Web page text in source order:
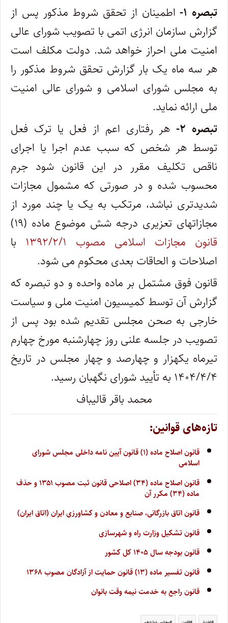
تبصره ۱-
اطمینان از تحقق شروط مذکور پس از
گزارش سازمان انرژی اتمی با تصویب شورای عالی
امنیت ملی احراز خواهد شد. دولت مکلف است
هر سه ماه یک بار گزارش تحقق شروط مذکور را
به مجلس شورای اسلامی و شورای عالی امنیت
ملی ارائه نماید.
تبصره ۲-
هر رفتاری اعم از فعل یا ترک فعل
توسط هر شخص که سبب عدم اجرا یا اجرای
ناقص تکلیف مقرر در این قانون شود جرم
محسوب شده و در صورتی که مشمول مجازات
شدیدتری نباشد، مرتکب به یک یا چند مورد از
مجازاتهای تعزیری درجه شش موضوع ماده (۱۹)
قانون مجازات اسلامی مصوب ۱۳۹۲/۲/۱
با
اصلاحات و الحاقات بعدی محکوم می شود.
قانون فوق مشتمل بر ماده واحده و دو تبصره که
گزارش آن توسط کمیسیون امنیت ملی و سیاست
خارجی به صحن مجلس تقدیم شده بود پس از
تصویب در جلسه علنی روز چهارشنبه مورخ چهارم
تیرماه یکهزار و چهارصد و چهار مجلس در تاریخ
۱۴۰۴/۴/۴ به تأیید شورای نگهبان رسید.
محمد باقر قالیباف
تازه‌های قوانین:
قانون اصلاح ماده (۱) قانون آیین نامه داخلی مجلس شورای
اسلامی
قانون اصلاح ماده (۳۴) اصلاحی قانون ثبت مصوب ۱۳۵۱ و حذف
ماده (۳۴) مکرر آن
قانون اتاق بازرگانی، صنایع و معادن و کشاورزی ایران (اتاق ایران)
قانون تشکیل وزارت راه و شهرسازی
قانون بودجه سال ۱۴۰۵ کل کشور
قانون تفسیر ماده (۱۳) قانون حمایت از آزادگان مصوب ۱۳۶۸
قانون راجع به خدمت نیمه وقت بانوان